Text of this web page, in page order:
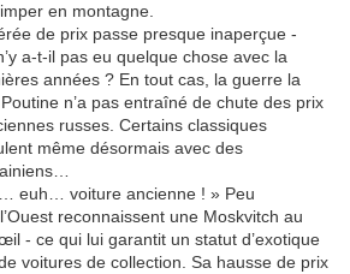
en montagne.
de prix passe presque inaperçue -
a-t-il pas eu quelque chose avec la
années ? En tout cas, la guerre la
n’a pas entraîné de chute des prix
russes. Certains classiques
même désormais avec des
euh… voiture ancienne ! » Peu
reconnaissent une Moskvitch au
- ce qui lui garantit un statut d’exotique
voitures de collection. Sa hausse de prix